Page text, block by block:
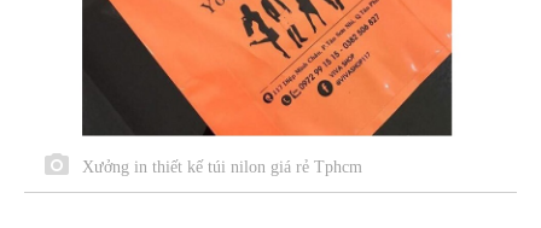
Xưởng in thiết kế túi nilon giá rẻ Tphcm